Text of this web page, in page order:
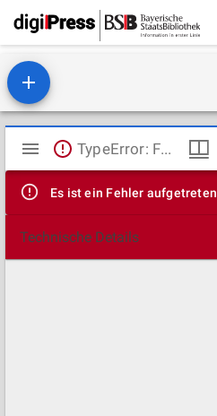
Mirador
Viewer
TypeError: Failed to fetch
Es ist ein Fehler aufgetreten
Technische Details